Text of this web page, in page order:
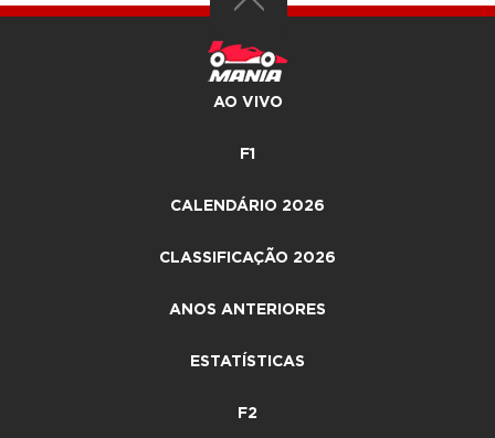
AO VIVO
F1
CALENDÁRIO 2026
CLASSIFICAÇÃO 2026
ANOS ANTERIORES
ESTATÍSTICAS
F2